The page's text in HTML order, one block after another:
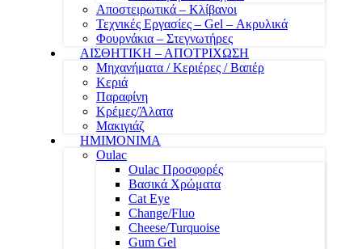
Αποστειρωτικά – Κλίβανοι
Τεχνικές Εργασίες – Gel – Ακρυλικά
Φουρνάκια – Στεγνωτήρες
ΑΙΣΘΗΤΙΚΗ – ΑΠΟΤΡΙΧΩΣΗ
Μηχανήματα / Κεριέρες / Βαπέρ
Κεριά
Παραφίνη
Κρέμες/Άλατα
Μακιγιάζ
ΗΜΙΜΟΝΙΜΑ
Oulac
Oulac Προσφορές
Βασικά Χρώματα
Cat Eye
Change/Fluo
Cheese/Turquoise
Gum Gel